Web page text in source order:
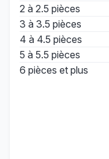
2 à 2.5 pièces
3 à 3.5 pièces
4 à 4.5 pièces
5 à 5.5 pièces
6 pièces et plus